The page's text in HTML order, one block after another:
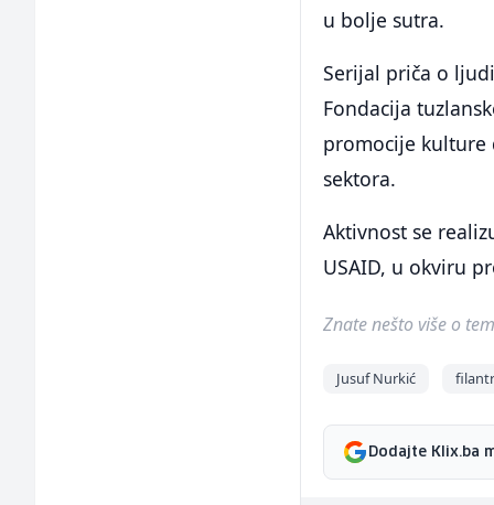
u bolje sutra.
Serijal priča o
Fondacija
promocije kulture
sektora.
Aktivnost se
USAID, u okviru
Znate nešto više o
Jusuf Nurkić
Dodajte Klix.ba